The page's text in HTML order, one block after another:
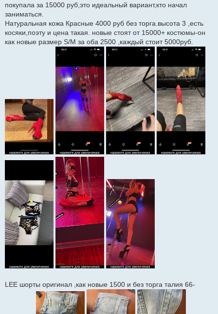
покупала за 15000 руб,это идеальный вариант,кто начал
заниматься.
Натуральная кожа Красные 4000 руб без торга.высота 3 ,есть
косяки,поэту и цена такая. новые стоят от 15000+ костюмы-он
как новые размер S/M за оба 2500 ,каждый стоит 5000руб.
LEE шорты оригинал ,как новые 1500 и без торга талия 66-